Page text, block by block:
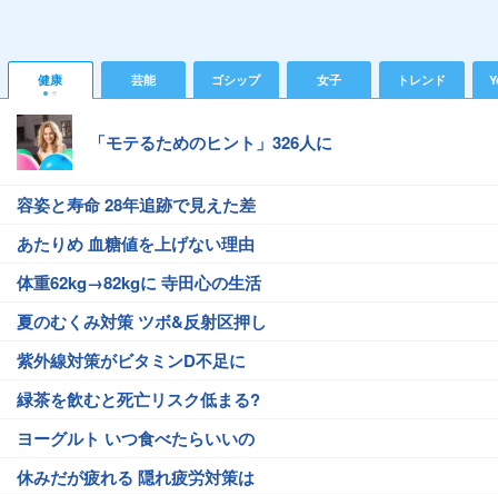
健康 芸能 ゴシップ 女子 トレンド
「モテるためのヒント」326人に
容姿と寿命 28年追跡で見えた差
あたりめ 血糖値を上げない理由
体重62kg→82kgに 寺田心の生活
夏のむくみ対策 ツボ&反射区押し
紫外線対策がビタミンD不足に
緑茶を飲むと死亡リスク低まる?
ヨーグルト いつ食べたらいいの
休みだが疲れる 隠れ疲労対策は